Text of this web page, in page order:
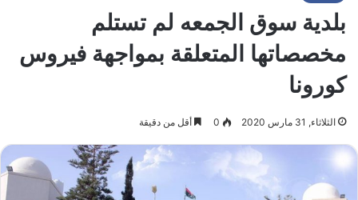
بلدية سوق الجمعه لم تستلم
مخصصاتها المتعلقة بمواجهة فيروس
كورونا
الثلاثاء, 31 مارس 2020 0 أقل من دقيقة